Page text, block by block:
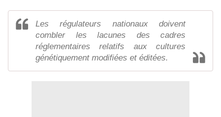
Les régulateurs nationaux doivent
combler les lacunes des cadres
réglementaires relatifs aux cultures
génétiquement modifiées et éditées.